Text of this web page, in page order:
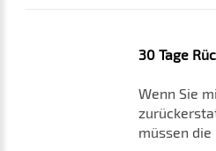
30 Tage
Wenn Sie
müssen die